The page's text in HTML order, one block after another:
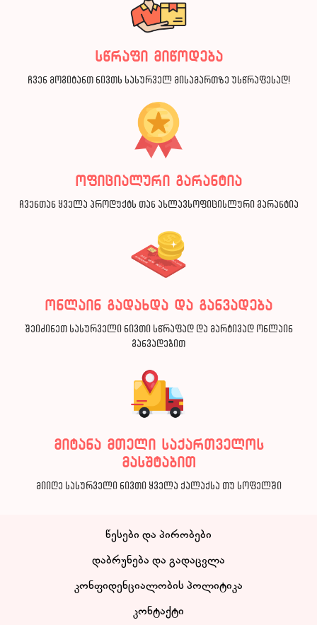
სწრაფი მიწოდება
ჩვენ მოგიტანთ ნივთს სასურველ მისამართზე უსწრაფესად!
ოფიციალური გარანტია
ჩვენთან ყველა პროდუქტს თან ახლავსოფიცისლური გარანტია
ონლაინ გადახდა და განვადება
შეიძინეთ სასურველი ნივთი სწრაფად და მარტივად ონლაინ
განვადებით
მიტანა მთელი საქართველოს
მასშტაბით
მიიღე სასურველი ნივთი ყველა ქალაქსა თუ სოფელში
წესები და პირობები
დაბრუნება და გადაცვლა
კონფიდენციალობის პოლიტიკა
კონტაქტი